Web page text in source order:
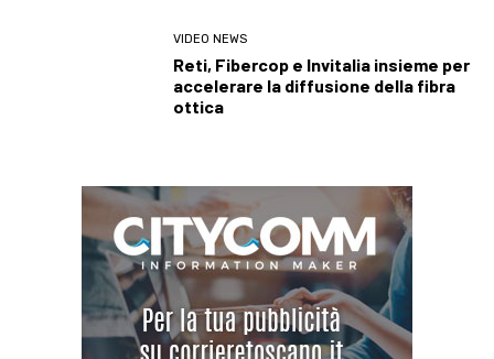
VIDEO NEWS
Reti, Fibercop e Invitalia insieme per
accelerare la diffusione della fibra
ottica